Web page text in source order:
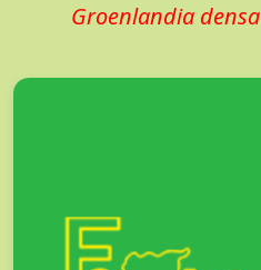
Groenlandia densa